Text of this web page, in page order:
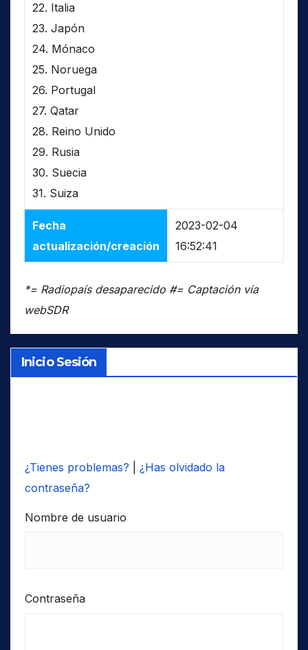
22. Italia
23. Japón
24. Mónaco
25. Noruega
26. Portugal
27. Qatar
28. Reino Unido
29. Rusia
30. Suecia
31. Suiza
Fecha
actualización/creación
2023-02-04
16:52:41
*= Radiopaís desaparecido #= Captación vía
webSDR
Inicio Sesión
¿Tienes problemas?
¿Has olvidado la
contraseña?
Nombre de usuario
Contraseña